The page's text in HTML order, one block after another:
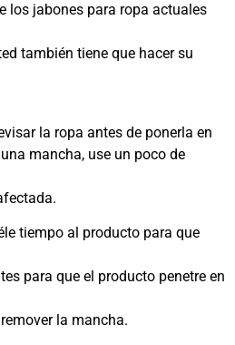
los jabones para ropa actuales
también tiene que hacer su
la ropa antes de ponerla en
mancha, use un poco de
tiempo al producto para que
para que el producto penetre en
la mancha.